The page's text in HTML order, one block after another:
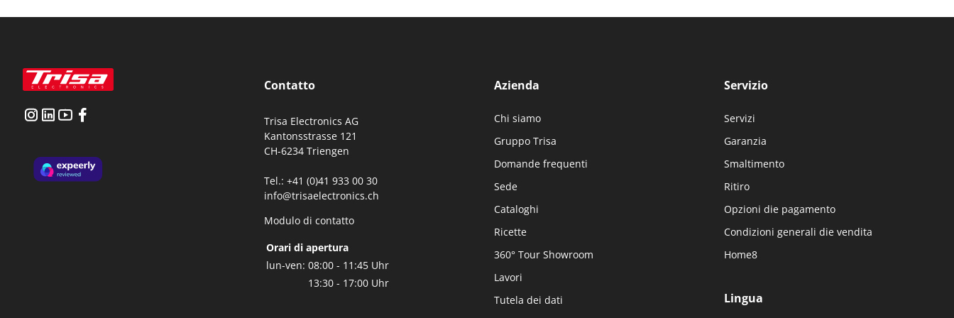
Consigli per la manutenzione Consigli per la manutenzione 2
Contatto
Trisa Electronics AG
Kantonsstrasse 121
CH-6234 Triengen
Tel.: +41 (0)41 933 00 30
info@trisaelectronics.ch
Modulo di contatto
Orari di apertura
lun-ven: 08:00 - 11:45 Uhr
13:30 - 17:00 Uhr
Azienda
Chi siamo
Gruppo Trisa
Domande frequenti
Sede
Cataloghi
Ricette
360° Tour Showroom
Lavori
Tutela dei dati
Servizio
Servizi
Garanzia
Smaltimento
Ritiro
Opzioni die pagamento
Condizioni generali die vendita
Home8
Lingua